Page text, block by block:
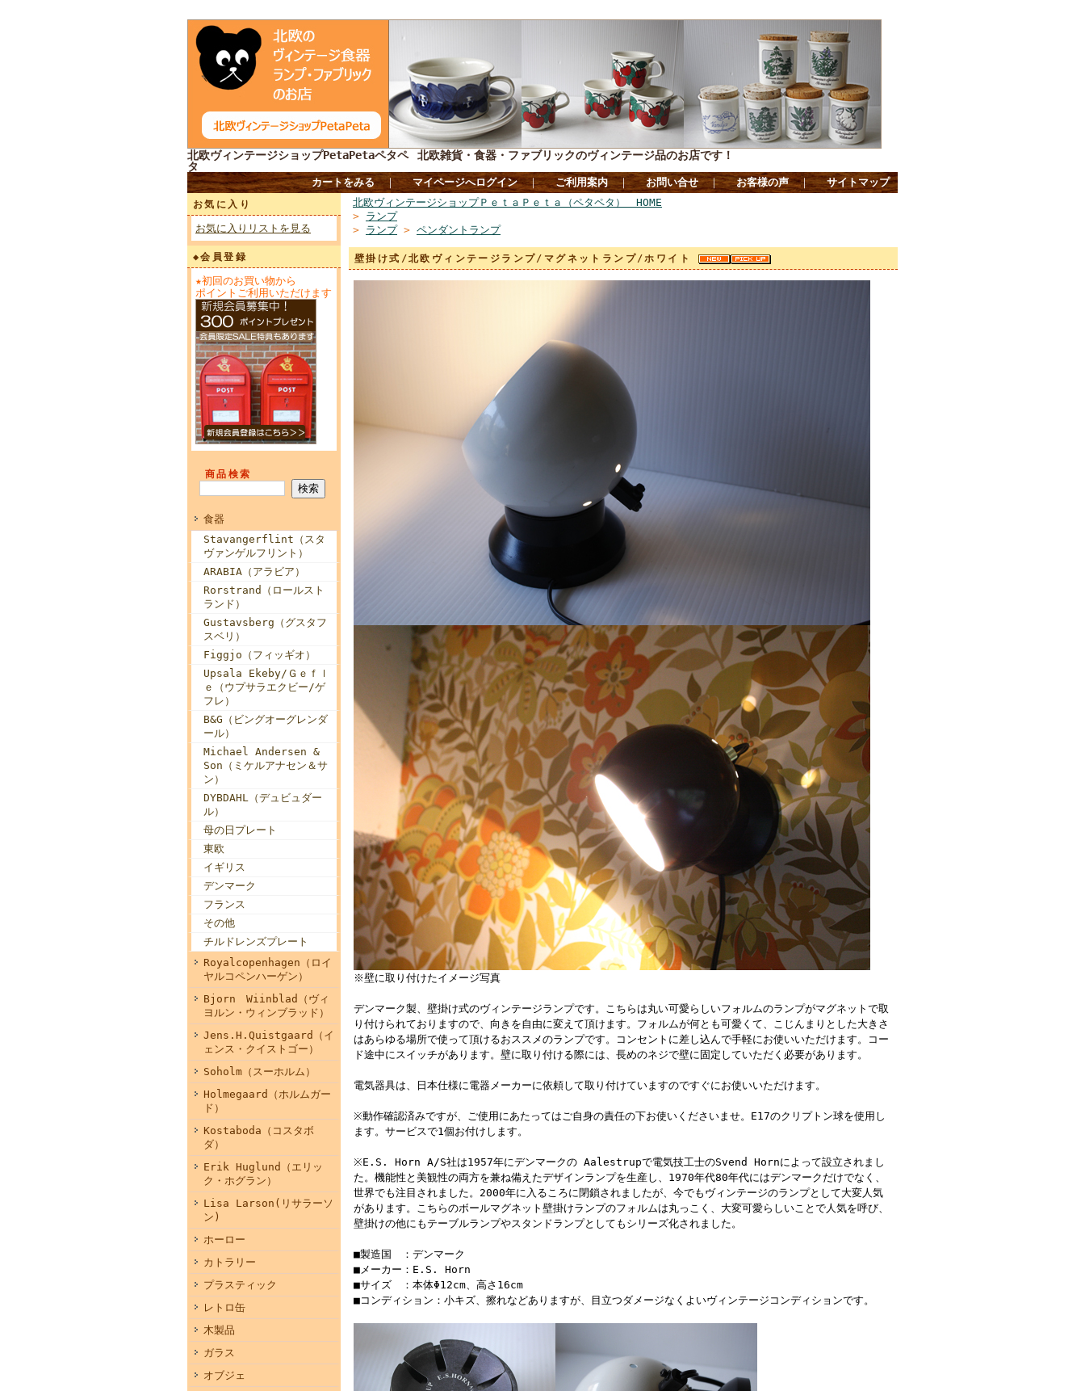
北欧ヴィンテージショップPetaPetaペタペ
タ
北欧雑貨・食器・ファブリックのヴィンテージ品のお店です！
カートをみる ｜ マイページへログイン ｜ ご利用案内 ｜ お問い合せ ｜ お客様の声 ｜ サイトマップ
お気に入り
お気に入りリストを見る
◆会員登録
★初回のお買い物から
ポイントご利用いただけます
商品検索
食器
Stavangerflint（スタ
ヴァンゲルフリント）
ARABIA（アラビア）
Rorstrand（ロールスト
ランド）
Gustavsberg（グスタフ
スベリ）
Figgjo（フィッギオ）
Upsala Ekeby/Ｇｅｆｌ
ｅ（ウプサラエクビー/ゲ
フレ）
B&G（ビングオーグレンダ
ール）
Michael Andersen &
Son（ミケルアナセン＆サ
ン）
DYBDAHL（デュビュダー
ル）
母の日プレート
東欧
イギリス
デンマーク
フランス
その他
チルドレンズプレート
Royalcopenhagen（ロイ
ヤルコペンハーゲン）
Bjorn Wiinblad（ヴィ
ヨルン・ウィンブラッド）
Jens.H.Quistgaard（イ
ェンス・クイストゴー）
Soholm（スーホルム）
Holmegaard（ホルムガー
ド）
Kostaboda（コスタボ
ダ）
Erik Huglund（エリッ
ク・ホグラン）
Lisa Larson(リサラーソ
ン)
ホーロー
カトラリー
プラスティック
レトロ缶
木製品
ガラス
オブジェ
北欧ヴィンテージショップＰｅｔａＰｅｔａ（ペタペタ） HOME
> ランプ
> ランプ> ペンダントランプ
壁掛け式/北欧ヴィンテージランプ/マグネットランプ/ホワイト
※壁に取り付けたイメージ写真
デンマーク製、壁掛け式のヴィンテージランプです。こちらは丸い可愛らしいフォルムのランプがマグネットで取
り付けられておりますので、向きを自由に変えて頂けます。フォルムが何とも可愛くて、こじんまりとした大きさ
はあらゆる場所で使って頂けるおススメのランプです。コンセントに差し込んで手軽にお使いいただけます。コー
ド途中にスイッチがあります。壁に取り付ける際には、長めのネジで壁に固定していただく必要があります。
電気器具は、日本仕様に電器メーカーに依頼して取り付けていますのですぐにお使いいただけます。
※動作確認済みですが、ご使用にあたってはご自身の責任の下お使いくださいませ。E17のクリプトン球を使用し
ます。サービスで1個お付けします。
※E.S. Horn A/S社は1957年にデンマークの Aalestrupで電気技工士のSvend Hornによって設立されまし
た。機能性と美観性の両方を兼ね備えたデザインランプを生産し、1970年代80年代にはデンマークだけでなく、
世界でも注目されました。2000年に入るころに閉鎖されましたが、今でもヴィンテージのランプとして大変人気
があります。こちらのボールマグネット壁掛けランプのフォルムは丸っこく、大変可愛らしいことで人気を呼び、
壁掛けの他にもテーブルランプやスタンドランプとしてもシリーズ化されました。
■製造国 ：デンマーク
■メーカー：E.S. Horn
■サイズ ：本体Φ12cm、高さ16cm
■コンディション：小キズ、擦れなどありますが、目立つダメージなくよいヴィンテージコンディションです。